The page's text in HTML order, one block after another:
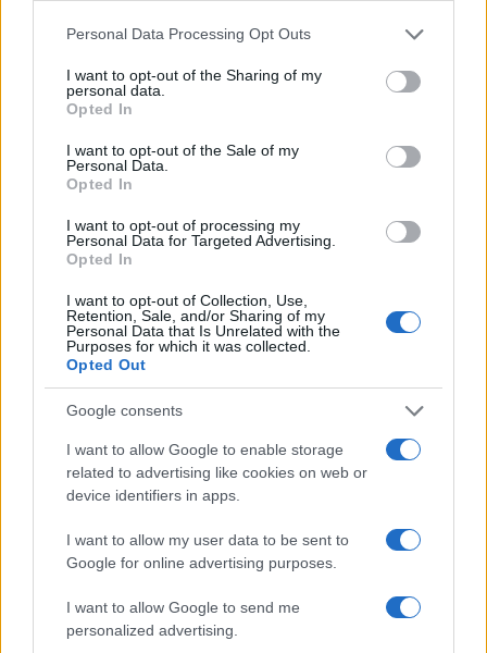
Please note that this website/app uses one or more Google
not limited to your visit or usage behaviour. You may click to
grant or deny consent to Google and its third-party tags to
use your data for below specified purposes in below Google
consent section.
Personal Data Processing Opt Outs
I want to opt-out of the Sharing of my
personal data.
Opted In
I want to opt-out of the Sale of my
Personal Data.
Opted In
I want to opt-out of processing my
Personal Data for Targeted Advertising.
Opted In
I want to opt-out of Collection, Use,
Retention, Sale, and/or Sharing of my
Personal Data that Is Unrelated with the
Purposes for which it was collected.
Opted Out
Google consents
I want to allow Google to enable storage
related to advertising like cookies on web or
device identifiers in apps.
I want to allow my user data to be sent to
Google for online advertising purposes.
I want to allow Google to send me
personalized advertising.
CAMPIONATI E COMPETIZIONI
Champions League e Europa League: i ricavi garantiti alle
squadre italiane
Ilaria Mauri · 9 Ago 2026